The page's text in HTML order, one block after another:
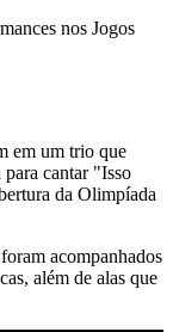
nos Jogos
em um trio que
para cantar "Isso
da Olimpíada
acompanhados
além de alas que